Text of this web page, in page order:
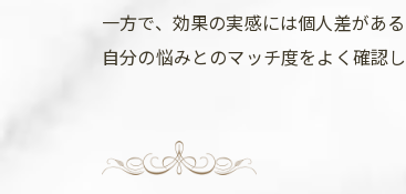
一方で、効果の実感には個人差があ
自分の悩みとのマッチ度をよく確認